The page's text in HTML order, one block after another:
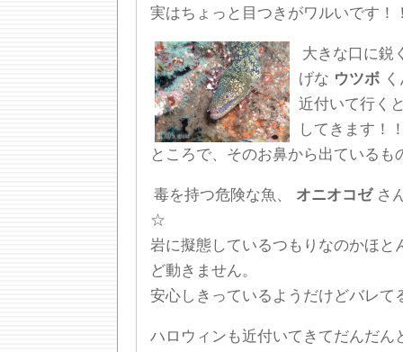
実はちょっと目つきがワルいです！
大きな口に鋭
げな ウツボ
近付いて行く
してきます！
ところで、そのお鼻から出ているも
毒を持つ危険な魚、 オニオコゼ さ
☆
岩に擬態しているつもりなのかほと
ど動きません。
安心しきっているようだけどバレて
ハロウィンも近付いてきてだんだん